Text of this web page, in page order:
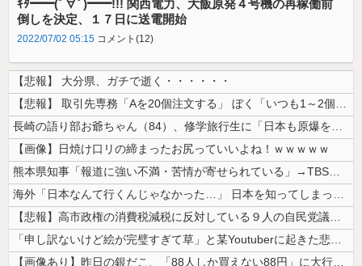
ｷﾀ━━(ﾟ∀ﾟ)━━!!! 関西電力、大飯原発４号機の再稼働前
倒しを決定、１７日に送電開始
2022/07/02 05:15 コメント(12)
【悲報】 大分県、ガチで逝く・・・・・・
【悲報】 取引先専務「Aを20個注文する」 ぼく「いつも1～2個しか使...
長崎の語り部お爺ちゃん（84）、修学旅行生に「日本も原爆を持たないと負...
【画像】日焼け口リの締まったお尻っていいよね！ｗｗｗｗｗ
熊本県知事「報道に強い不満・苦情が寄せられている」→TBSの報道特集が...
海外「日本なんて行くんじゃなかった…」 日本を知ってしまったディズニー...
【悲報】高市政権の消費税減税に反対している９人の自民党議員が全て判明！...
「申し訳ないけど絵が完璧すぎて草」と某Youtuberに起きた悲劇に目...
【画像あり】昨日の銀だこ、「88人しか買えない88円」に大行列をなす都...